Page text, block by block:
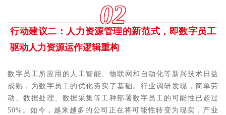
02
行动建议二：人力资源管理的新范式，即数字员工
驱动人力资源运作逻辑重构
数字员工所应用的人工智能、物联网和自动化等新兴技术日益
成熟，为数字员工的优化夯实了基础。行业调研发现，简单劳
动、数据处理、数据采集等工种部署数字员工的可能性已超过
50%。如今，越来越多的公司正在将可能性转变为现实，产业